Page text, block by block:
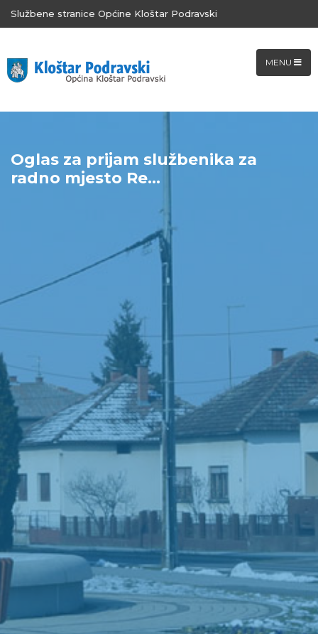
Službene stranice Općine Kloštar Podravski
MENU
Oglas za prijam službenika za
radno mjesto Re...